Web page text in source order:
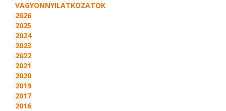
VAGYONNYILATKOZATOK
2026
2025
2024
2023
2022
2021
2020
2019
2017
2016